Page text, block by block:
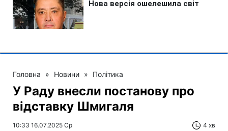
Головна » Новини » Політика
У Раду внесли постанову про
відставку Шмигаля
10:33 16.07.2025 Ср 4 хв